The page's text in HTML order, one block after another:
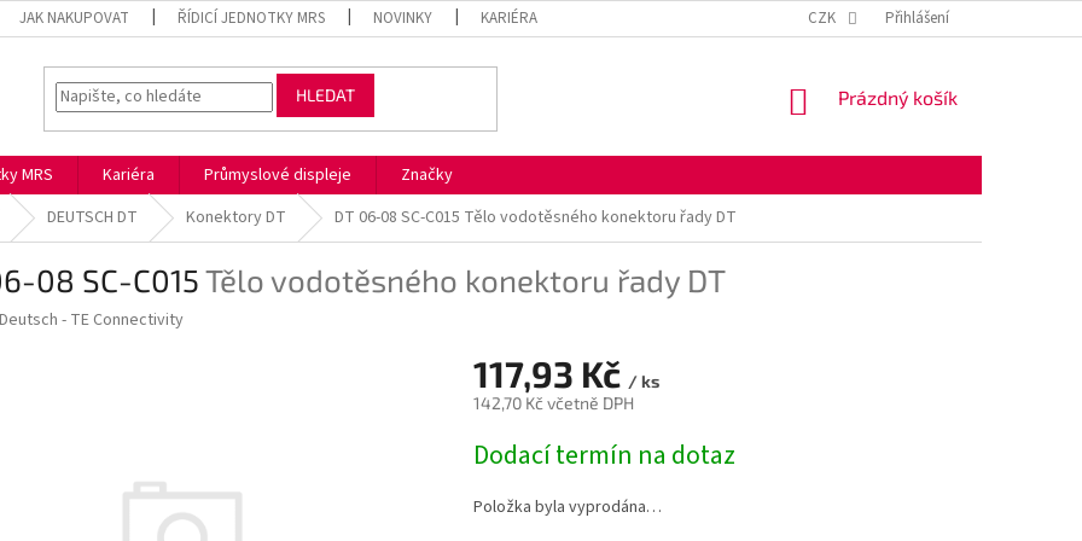
JAK NAKUPOVAT ŘÍDICÍ JEDNOTKY MRS NOVINKY KARIÉRA OBCHODNÍ PODMÍNKY
CZK Přihlášení
HLEDAT
NÁKUPNÍ
Prázdný košík
MRS Kariéra Průmyslové displeje
Značky
DEUTSCH DT Konektory DT DT 06-08 SC-C015 Tělo vodotěsného konektoru řady DT
08 SC-C015Tělo vodotěsného konektoru řady DT
Deutsch - TE Connectivity
117,93 Kč / ks
142,70 Kč včetně DPH
cena:
Dodací termín na dotaz
Položka byla vyprodána…